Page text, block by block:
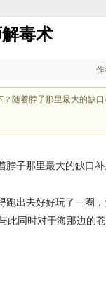
毒术
随着脖子那里最大的缺
脖子那里最大的缺口
跑出去好好玩了一圈
同时对于海那边的